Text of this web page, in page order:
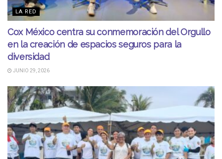
LA RED
Cox México centra su conmemoración del Orgullo
en la creación de espacios seguros para la
diversidad
JUNIO 29, 2026